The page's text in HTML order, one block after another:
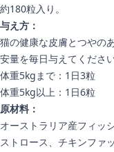
約180粒入り。
与え方：
猫の健康な皮膚とつやの
安量を毎日与えてくださ
体重5kgまで：1日3粒
体重5kg以上：1日6粒
原材料：
オーストラリア産フィッ
ストロース、チキンファ